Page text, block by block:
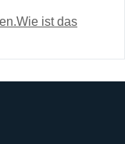
ist das